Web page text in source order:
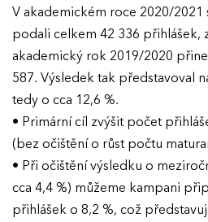
V akademickém roce 2020/2021
podali celkem 42 336 přihlášek,
akademický rok 2019/2020
587. Výsledek tak představoval
tedy o cca 12,6 %.
• Primární cíl zvýšit počet
(bez očištění o růst počtu
• Při očištění výsledku o
cca 4,4 %) můžeme kampani
přihlášek o 8,2 %, což